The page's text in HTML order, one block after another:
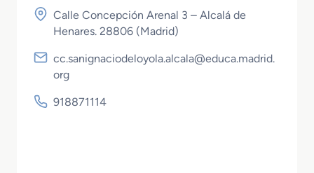
Calle Concepción Arenal 3 – Alcalá de
Henares. 28806 (Madrid)
cc.sanignaciodeloyola.alcala@educa.madrid.
org
918871114